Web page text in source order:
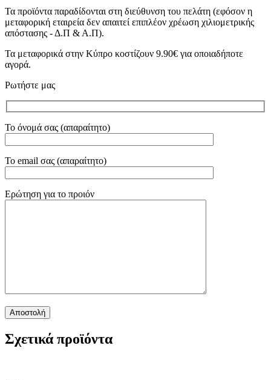
Τα προϊόντα παραδίδονται στη διεύθυνση του πελάτη (εφόσον η
μεταφορική εταιρεία δεν απαιτεί επιπλέον χρέωση χιλιομετρικής
απόστασης - Δ.Π & Α.Π).
Τα μεταφορικά στην Κύπρο κοστίζουν 9.90€ για οποιαδήποτε
αγορά.
Ρωτήστε μας
Το όνομά σας (απαραίτητο)
Το email σας (απαραίτητο)
Ερώτηση για το προιόν
Σχετικά προϊόντα